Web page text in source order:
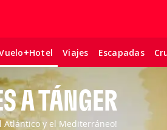
Viajes Escapadas
A TÁNGER
Atlántico y el Mediterráneo!